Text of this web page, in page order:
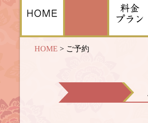
HOME > ご予約